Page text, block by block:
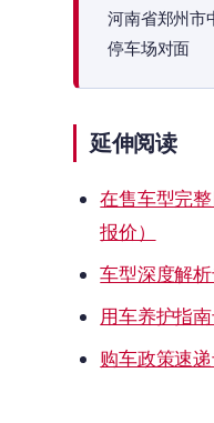
河南省郑州市
停车场对面
延伸阅读
在售车型完
报价）
车型深度解
用车养护指
购车政策速